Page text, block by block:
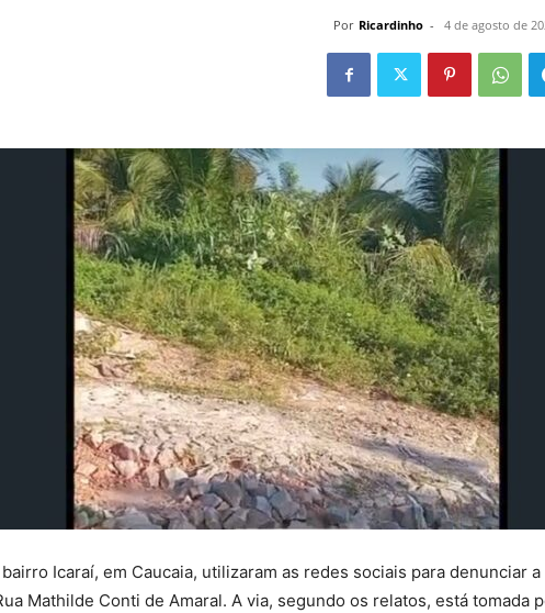
Por Ricardinho - 4 de agosto de
Icaraí, em Caucaia, utilizaram as redes sociais para denunciar
Mathilde Conti de Amaral. A via, segundo os relatos, está tomada